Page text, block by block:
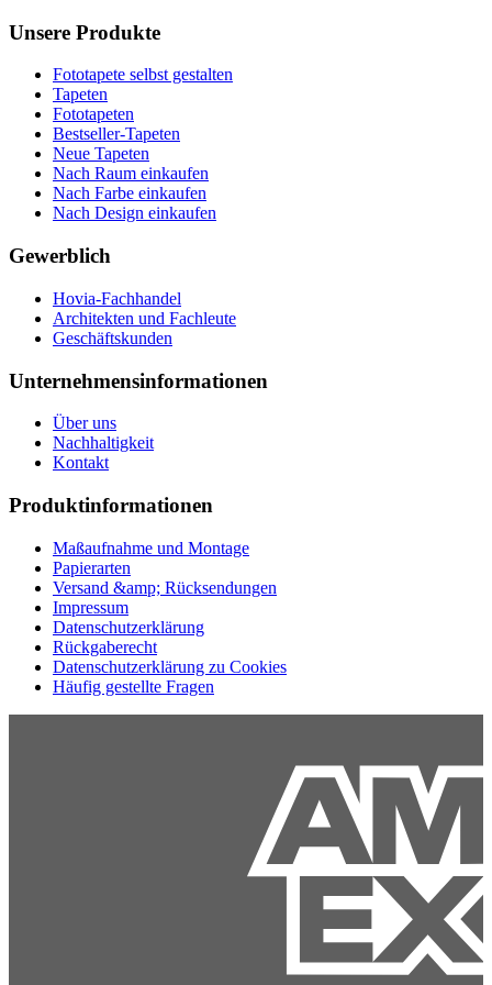
Unsere Produkte
Fototapete selbst gestalten
Tapeten
Fototapeten
Bestseller-Tapeten
Neue Tapeten
Nach Raum einkaufen
Nach Farbe einkaufen
Nach Design einkaufen
Gewerblich
Hovia-Fachhandel
Architekten und Fachleute
Geschäftskunden
Unternehmensinformationen
Über uns
Nachhaltigkeit
Kontakt
Produktinformationen
Maßaufnahme und Montage
Papierarten
Versand &amp; Rücksendungen
Impressum
Datenschutzerklärung
Rückgaberecht
Datenschutzerklärung zu Cookies
Häufig gestellte Fragen